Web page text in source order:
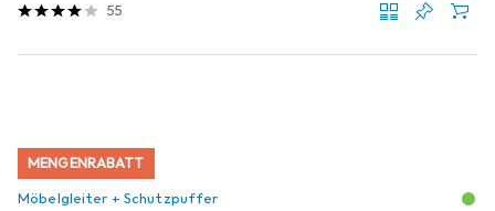
55
MENGENRABATT
Möbelgleiter + Schutzpuffer